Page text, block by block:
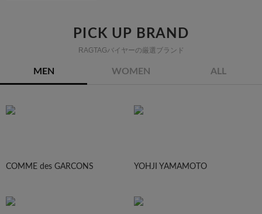
PICK UP BRAND
RAGTAGバイヤーの厳選ブランド
MEN WOMEN ALL
COMME des GARCONS YOHJI YAMAMOTO